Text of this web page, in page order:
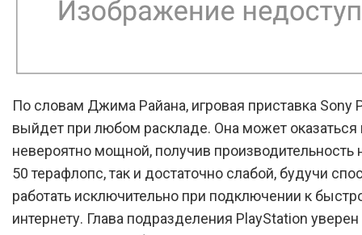
По словам Джима Райана, игровая приставка Sony
выйдет при любом раскладе. Она может оказаться
невероятно мощной, получив производительность
50 терафлопс, так и достаточно слабой, будучи
работать исключительно при подключении к
интернету. Глава подразделения PlayStation уверен